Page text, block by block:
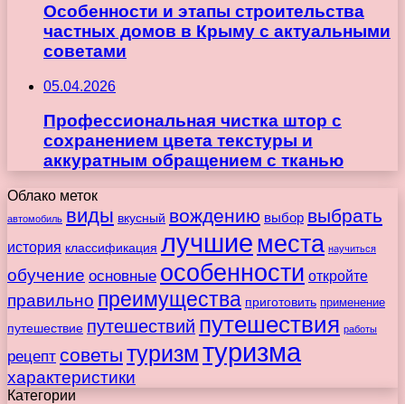
Особенности и этапы строительства
частных домов в Крыму с актуальными
советами
05.04.2026
Профессиональная чистка штор с
сохранением цвета текстуры и
аккуратным обращением с тканью
Облако меток
автомобиль виды вкусный вождению выбор выбрать
история классификация лучшиеместа научиться
обучение основные особенности откройте
правильно преимущества приготовить применение
путешествие путешествий путешествия работы
рецепт советы туризмтуризма
характеристики
Категории